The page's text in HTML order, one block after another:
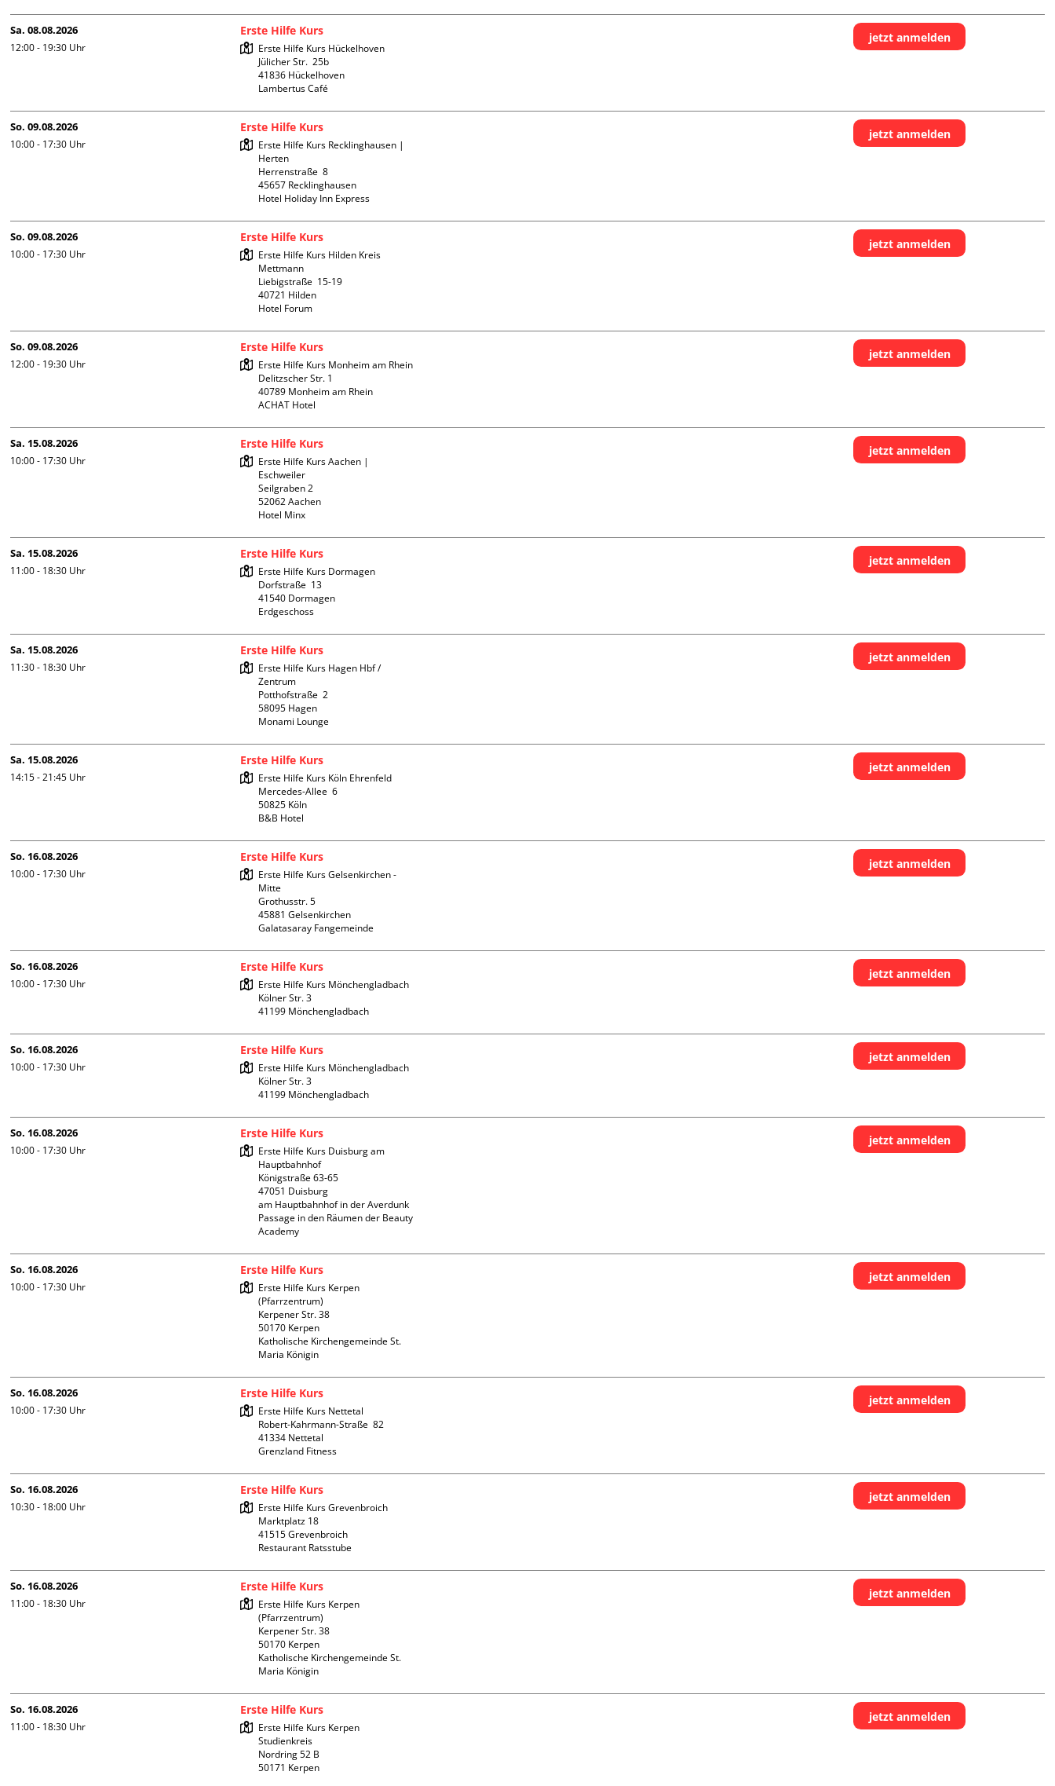
Sa. 08.08.2026
12:00 - 19:30 Uhr
Erste Hilfe Kurs
Erste Hilfe Kurs Hückelhoven
Jülicher Str.  25b
41836 Hückelhoven
Lambertus Café
jetzt anmelden
So. 09.08.2026
10:00 - 17:30 Uhr
Erste Hilfe Kurs
Erste Hilfe Kurs Recklinghausen |
Herten
Herrenstraße  8
45657 Recklinghausen
Hotel Holiday Inn Express
jetzt anmelden
So. 09.08.2026
10:00 - 17:30 Uhr
Erste Hilfe Kurs
Erste Hilfe Kurs Hilden Kreis
Mettmann
Liebigstraße  15-19
40721 Hilden
Hotel Forum
jetzt anmelden
So. 09.08.2026
12:00 - 19:30 Uhr
Erste Hilfe Kurs
Erste Hilfe Kurs Monheim am Rhein
Delitzscher Str. 1
40789 Monheim am Rhein
ACHAT Hotel
jetzt anmelden
Sa. 15.08.2026
10:00 - 17:30 Uhr
Erste Hilfe Kurs
Erste Hilfe Kurs Aachen |
Eschweiler
Seilgraben 2
52062 Aachen
Hotel Minx
jetzt anmelden
Sa. 15.08.2026
11:00 - 18:30 Uhr
Erste Hilfe Kurs
Erste Hilfe Kurs Dormagen
Dorfstraße  13
41540 Dormagen
Erdgeschoss
jetzt anmelden
Sa. 15.08.2026
11:30 - 18:30 Uhr
Erste Hilfe Kurs
Erste Hilfe Kurs Hagen Hbf /
Zentrum
Potthofstraße  2
58095 Hagen
Monami Lounge
jetzt anmelden
Sa. 15.08.2026
14:15 - 21:45 Uhr
Erste Hilfe Kurs
Erste Hilfe Kurs Köln Ehrenfeld
Mercedes-Allee  6
50825 Köln
B&B Hotel
jetzt anmelden
So. 16.08.2026
10:00 - 17:30 Uhr
Erste Hilfe Kurs
Erste Hilfe Kurs Gelsenkirchen -
Mitte
Grothusstr. 5
45881 Gelsenkirchen
Galatasaray Fangemeinde
jetzt anmelden
So. 16.08.2026
10:00 - 17:30 Uhr
Erste Hilfe Kurs
Erste Hilfe Kurs Mönchengladbach
Kölner Str. 3
jetzt anmelden
So. 16.08.2026
10:00 - 17:30 Uhr
Erste Hilfe Kurs
Erste Hilfe Kurs Mönchengladbach
Kölner Str. 3
jetzt anmelden
So. 16.08.2026
10:00 - 17:30 Uhr
Erste Hilfe Kurs
Erste Hilfe Kurs Duisburg am
Hauptbahnhof
Königstraße 63-65
47051 Duisburg
am Hauptbahnhof in der Averdunk
Passage in den Räumen der Beauty
Academy
jetzt anmelden
So. 16.08.2026
10:00 - 17:30 Uhr
Erste Hilfe Kurs
Erste Hilfe Kurs Kerpen
(Pfarrzentrum)
Kerpener Str. 38
50170 Kerpen
Katholische Kirchengemeinde St.
Maria Königin
jetzt anmelden
So. 16.08.2026
10:00 - 17:30 Uhr
Erste Hilfe Kurs
Erste Hilfe Kurs Nettetal
Robert-Kahrmann-Straße  82
41334 Nettetal
Grenzland Fitness
jetzt anmelden
So. 16.08.2026
10:30 - 18:00 Uhr
Erste Hilfe Kurs
Erste Hilfe Kurs Grevenbroich
Marktplatz 18
41515 Grevenbroich
Restaurant Ratsstube
jetzt anmelden
So. 16.08.2026
11:00 - 18:30 Uhr
Erste Hilfe Kurs
Erste Hilfe Kurs Kerpen
(Pfarrzentrum)
Kerpener Str. 38
50170 Kerpen
Katholische Kirchengemeinde St.
Maria Königin
jetzt anmelden
So. 16.08.2026
11:00 - 18:30 Uhr
Erste Hilfe Kurs
Erste Hilfe Kurs Kerpen
Studienkreis
Nordring 52 B
jetzt anmelden